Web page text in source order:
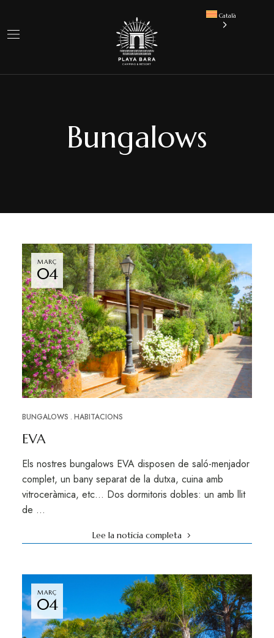
Català
Bungalows
MARÇ
04
BUNGALOWS HABITACIONS
EVA
Els nostres bungalows EVA disposen de saló-menjador
complet, un bany separat de la dutxa, cuina amb
vitroceràmica, etc… Dos dormitoris dobles: un amb llit
de …
Lee la noticia completa
MARÇ
04